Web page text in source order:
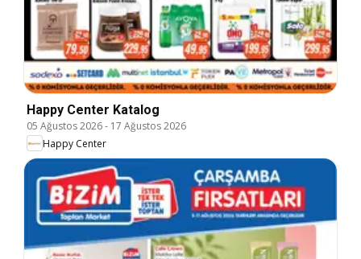
Happy Center Katalog
05 Ağustos 2026- 17 Ağustos 2026
Happy Center